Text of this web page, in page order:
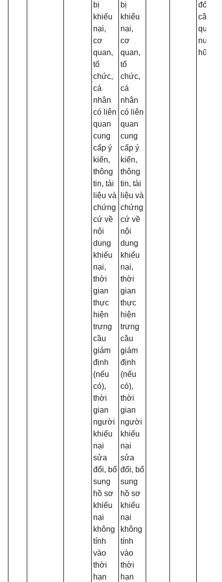
bị
khiếu
nại,
cơ
quan,
tổ
chức,
cá
nhân
có liên
quan
cung
cấp ý
kiến,
thông
tin, tài
liệu và
chứng
cứ về
nội
dung
khiếu
nại,
thời
gian
thực
hiện
trưng
cầu
giám
định
(nếu
có),
thời
gian
người
khiếu
nại
sửa
đổi, bổ
sung
hồ sơ
khiếu
nại
không
tính
vào
thời
hạn
bị
khiếu
nại,
cơ
quan,
tổ
chức,
cá
nhân
có liên
quan
cung
cấp ý
kiến,
thông
tin, tài
liệu và
chứng
cứ về
nội
dung
khiếu
nại,
thời
gian
thực
hiện
trưng
cầu
giám
định
(nếu
có),
thời
gian
người
khiếu
nại
sửa
đổi, bổ
sung
hồ sơ
khiếu
nại
không
tính
vào
thời
hạn
đối
cây
quản
nước
hữu